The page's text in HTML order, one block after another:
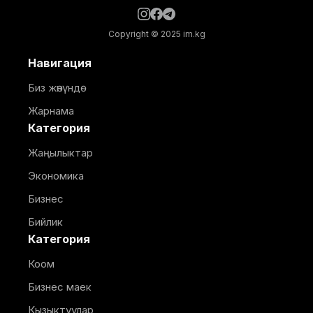
Copyright © 2025 im.kg
Навигация
Биз жөнүндө
Жарнама
Категория
Жаңылыктар
Экономика
Бизнес
Бийлик
Категория
Коом
Бизнес маек
Кызыктуулар